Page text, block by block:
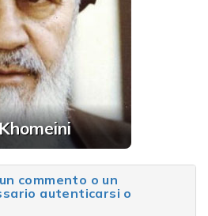
commento o un
autenticarsi o